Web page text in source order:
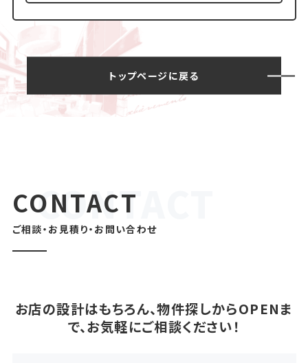
トップページに戻る
CONTACT
ご相談・お見積り・お問い合わせ
お店の設計はもちろん、物件探しからOPENま
で、お気軽にご相談ください！